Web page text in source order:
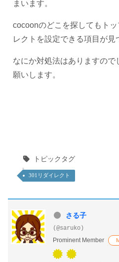
まいます。
cocoonのどこを探してもト
レクトを設定できる項目が見
なにか対処法はありますので
願いします。
トピックタグ
301リダイレクト
さる子
(@saruko)
Prominent Member